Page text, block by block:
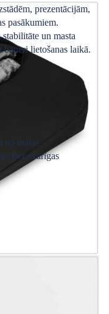
prezentācijām,
pasākumiem.
un masta
lietošanas laikā.
no malas
bez svarīgas